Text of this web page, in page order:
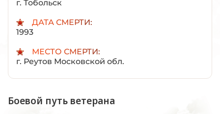
г. Тобольск
ДАТА СМЕРТИ:
1993
МЕСТО СМЕРТИ:
г. Реутов Московской обл.
Боевой путь ветерана